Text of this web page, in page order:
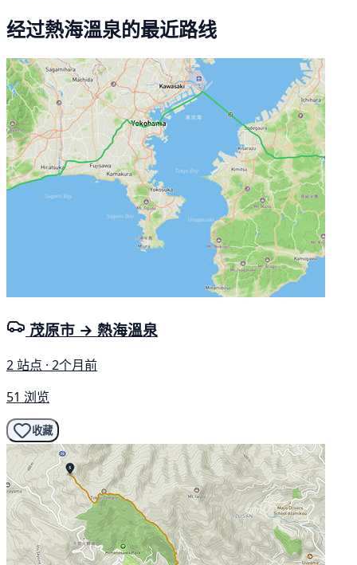
经过熱海溫泉的最近路线
茂原市 → 熱海溫泉
2 站点 · 2个月前
51 浏览
收藏